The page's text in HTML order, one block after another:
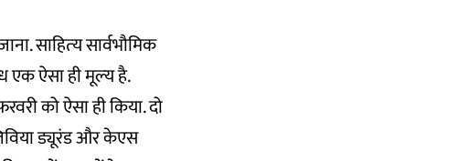
साहित्‍य सार्वभौमिक
एक ऐसा ही मूल्‍य है.
को ऐसा ही किया. दो
ड्यूरंड और केएस